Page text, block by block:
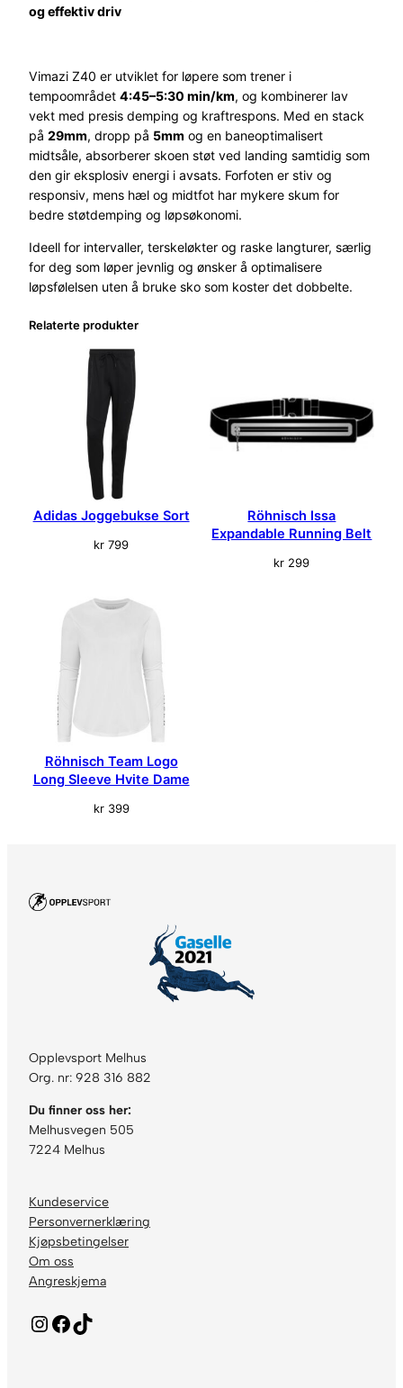
4
L
ø
k
H
i
t
a
t
og effektiv driv
Vimazi Z40 er utviklet for løpere som trener i
tempoområdet 4:45–5:30 min/km, og kombinerer lav
vekt med presis demping og kraftrespons. Med en stack
på 29mm, dropp på 5mm og en baneoptimalisert
midtsåle, absorberer skoen støt ved landing samtidig som
den gir eksplosiv energi i avsats. Forfoten er stiv og
responsiv, mens hæl og midtfot har mykere skum for
bedre støtdemping og løpsøkonomi.
Ideell for intervaller, terskeløkter og raske langturer, særlig
for deg som løper jevnlig og ønsker å optimalisere
løpsfølelsen uten å bruke sko som koster det dobbelte.
Relaterte produkter
Adidas Joggebukse Sort
kr 799
Röhnisch Issa
Expandable Running Belt
kr 299
Röhnisch Team Logo
Long Sleeve Hvite Dame
kr399
Opplevsport Melhus
Org. nr: 928 316 882
Du finner oss her:
Melhusvegen 505
7224 Melhus
Kundeservice
Personvernerklæring
Kjøpsbetingelser
Om oss
Angreskjema
Instagram Facebook TikTok